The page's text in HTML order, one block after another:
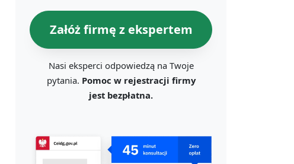
Załóż firmę z ekspertem
Nasi eksperci odpowiedzą na Twoje
pytania. Pomoc w rejestracji firmy
jest bezpłatna.